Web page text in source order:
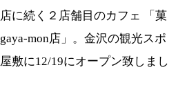
に続く２店舗目のカフェ 「菓
mon店」。金沢の観光スポ
敷に12/19にオープン致しまし